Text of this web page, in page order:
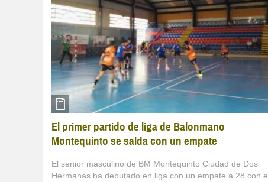
El primer partido de liga de Balonmano
Montequinto se salda con un empate
El senior masculino de BM Montequinto Ciudad de Dos
Hermanas ha debutado en liga con un empate a 28 con e